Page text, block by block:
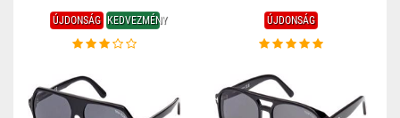
ÚJDONSÁG KEDVEZMÉNY ÚJDONSÁG